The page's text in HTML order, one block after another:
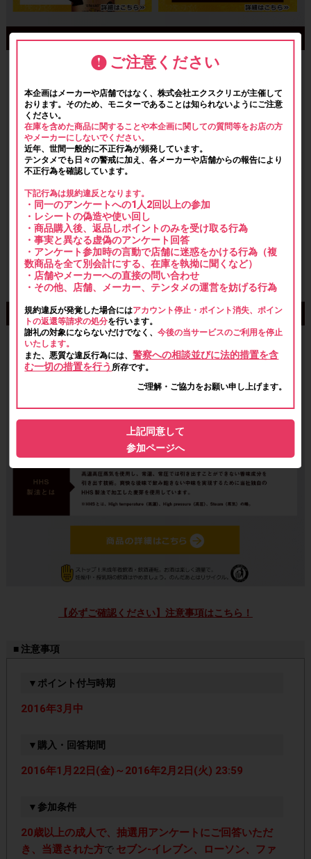
【必ずご確認ください】注意事項はこちら！
■ 注意事項
▼ポイント付与時期
2016年3月中
▼購入・回答期間
2016年1月22日(金)～2016年2月2日(火) 23:59
▼参加条件
20歳以上の成人で、抽選用アンケートにご回答いただ
き、当選された方で セブン‐イレブン、ローソン、ファ
ご注意ください
本企画はメーカーや店舗ではなく、株式会社エクスクリエが主催して
おります。そのため、モニターであることは知られないようにご注意
ください。
在庫を含めた商品に関することや本企画に関しての質問等をお店の方
やメーカーにしないでください。
近年、世間一般的に不正行為が頻発しています。
テンタメでも日々の警戒に加え、各メーカーや店舗からの報告により
不正行為を確認しています。
下記行為は規約違反となります。
・同一のアンケートへの1人2回以上の参加
・レシートの偽造や使い回し
・商品購入後、返品しポイントのみを受け取る行為
・事実と異なる虚偽のアンケート回答
・アンケート参加時の言動で店舗に迷惑をかける行為（複
数商品を全て別会計にする、在庫を執拗に聞くなど）
・店舗やメーカーへの直接の問い合わせ
・その他、店舗、メーカー、テンタメの運営を妨げる行為
規約違反が発覚した場合にはアカウント停止・ポイント消失、ポイン
トの返還等請求の処分を行います。
謝礼の対象にならないだけでなく、今後の当サービスのご利用を停止
いたします。
また、悪質な違反行為には、警察への相談並びに法的措置を含
む一切の措置を行う 所存です。
ご理解・ご協力をお願い申し上げます。
上記同意して
参加ページへ